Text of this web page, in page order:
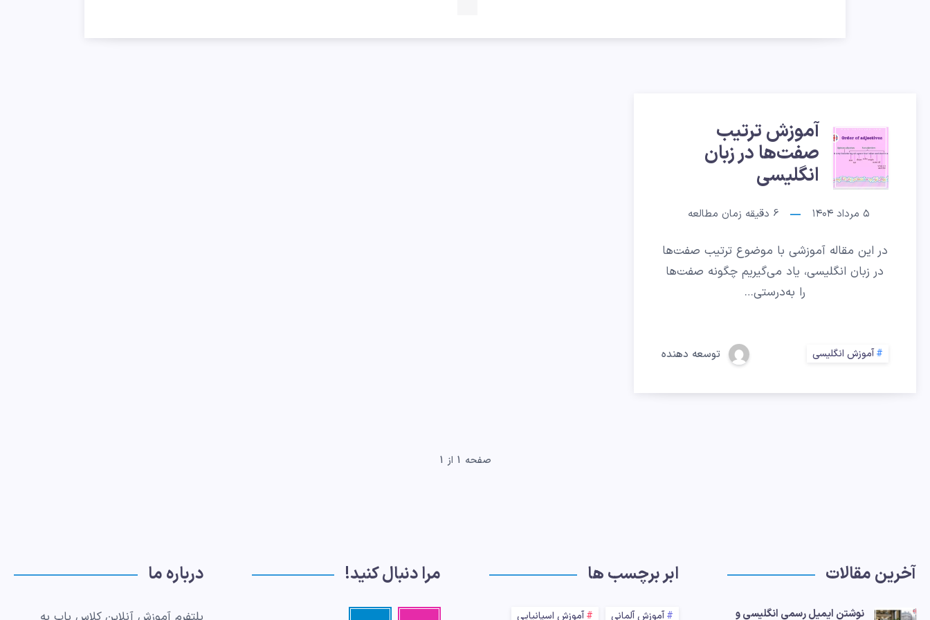
آموزش
ترتیب
صفت‌ها
در
زبان
انگلیسی
آموزش ترتیب
صفت‌ها در زبان
انگلیسی
۵ مرداد ۱۴۰۴ 6 دقیقه زمان مطالعه
در این مقاله آموزشی با موضوع ترتیب صفت‌ها
در زبان انگلیسی، یاد می‌گیریم چگونه صفت‌ها
را به‌درستی…
آموزش انگلیسی توسعه دهنده
صفحه 1 از 1
آخرین مقالات
نوشتن ایمیل رسمی انگلیسی و
ابر برچسب ها
آموزش آلمانی آموزش اسپانیایی
مرا دنبال کنید! درباره ما